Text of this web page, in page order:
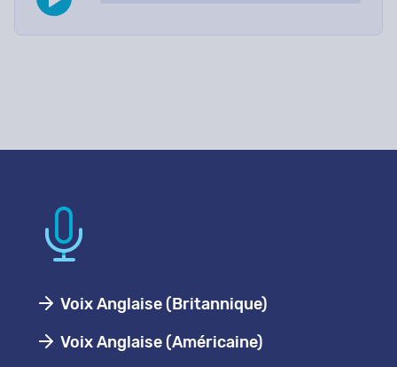
Voix Anglaise (Britannique)
Voix Anglaise (Américaine)